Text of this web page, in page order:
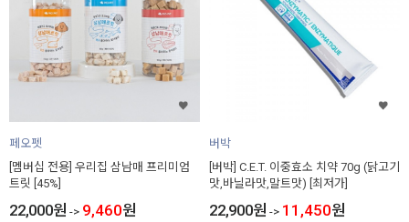
페오펫
[멤버십 전용] 우리집 삼남매 프리미엄
트릿 [45%]
22,000원 -> 9,460원
버박
[버박] C.E.T. 이중효소 치약 70g (닭고기
맛,바닐라맛,말트맛) [최저가]
22,900원 -> 11,450원